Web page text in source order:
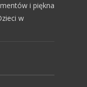
i piękna
w